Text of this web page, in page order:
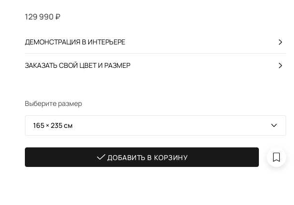
129 990 ₽
ДЕМОНСТРАЦИЯ В ИНТЕРЬЕРЕ
ЗАКАЗАТЬ СВОЙ ЦВЕТ И РАЗМЕР
Выберите размер
165 × 235 см
ДОБАВИТЬ В КОРЗИНУ